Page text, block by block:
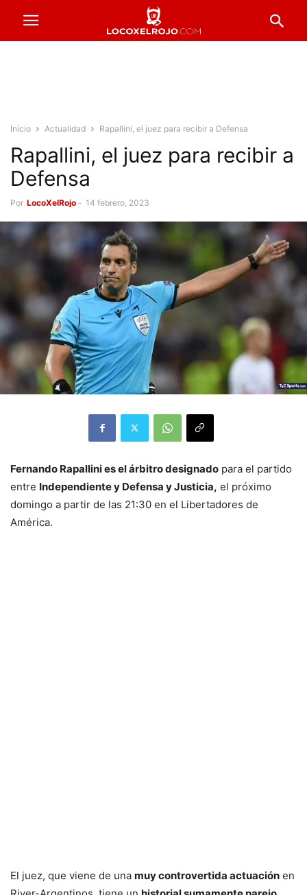
Inicio Actualidad Rapallini, el juez para recibir a Defensa
Rapallini, el juez para recibir a
Defensa
Por LocoXelRojo - 14 febrero, 2023
Fernando Rapallini es el árbitro designado para el partido
entre Independiente y Defensa y Justicia, el próximo
domingo a partir de las 21:30 en el Libertadores de
América.
El juez, que viene de una muy controvertida actuación en